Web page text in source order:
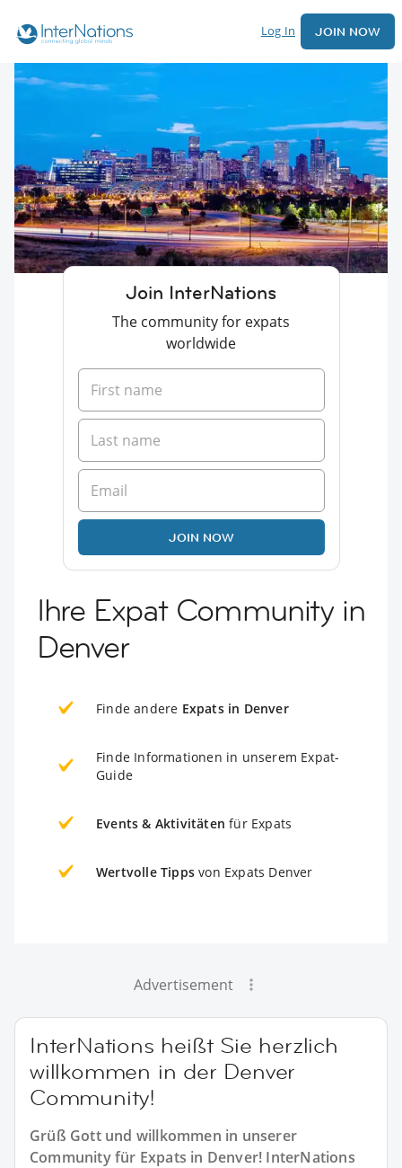
Log In JOIN NOW
Join InterNations
The community for expats
worldwide
JOIN NOW
Ihre Expat Community in
Denver
Finde andere Expats in Denver
Finde Informationen in unserem Expat-
Guide
Events & Aktivitäten für Expats
Wertvolle Tipps von Expats Denver
Advertisement
InterNations heißt Sie herzlich
willkommen in der Denver
Community!
Grüß Gott und willkommen in unserer
Community für Expats in Denver! InterNations